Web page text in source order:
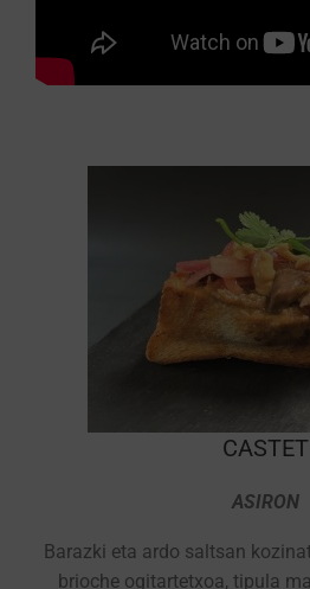
CASTET
ASIRON
Barazki eta ardo saltsan
brioche ogitartetxoa, tipula